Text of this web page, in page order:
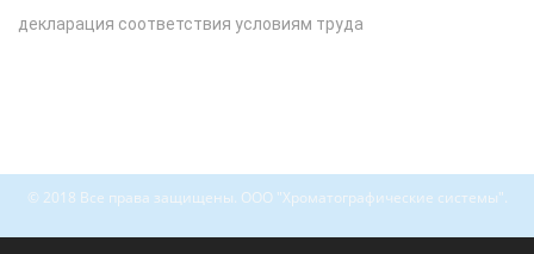
декларация соответствия условиям труда
© 2018 Все права защищены. ООО "Хроматографические системы".